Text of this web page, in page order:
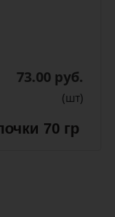
73.00 руб.
(шт)
70 гр